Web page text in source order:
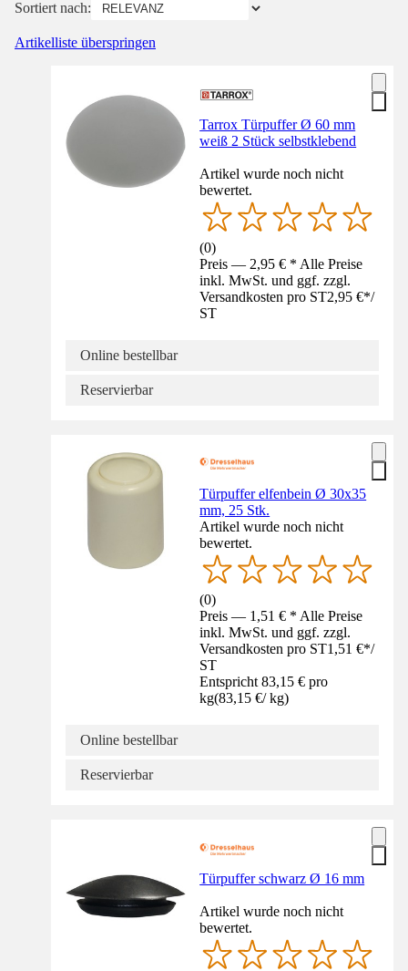
Sortiert nach:
Artikelliste überspringen
Tarrox Türpuffer Ø 60 mm
weiß 2 Stück selbstklebend
Artikel wurde noch nicht
bewertet.
(0)
Preis — 2,95 € * Alle Preise
inkl. MwSt. und ggf. zzgl.
Versandkosten pro ST2,95 €*/
ST
Online bestellbar
Reservierbar
Türpuffer elfenbein Ø 30x35
mm, 25 Stk.
Artikel wurde noch nicht
bewertet.
(0)
Preis — 1,51 € * Alle Preise
inkl. MwSt. und ggf. zzgl.
Versandkosten pro ST1,51 €*/
ST
Entspricht 83,15 € pro
kg(83,15 €/ kg)
Online bestellbar
Reservierbar
Türpuffer schwarz Ø 16 mm
Artikel wurde noch nicht
bewertet.